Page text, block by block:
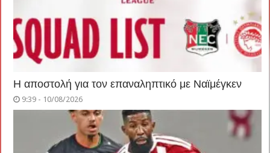
Η αποστολή για τον επαναληπτικό με Ναϊμέγκεν
9:39 - 10/08/2026